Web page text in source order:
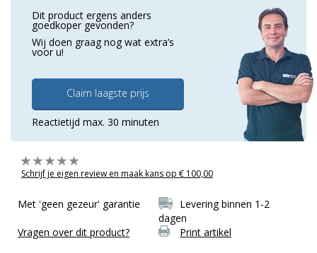
Dit product ergens anders
goedkoper gevonden?
Wij doen graag nog wat extra’s
voor u!
Claim laagste prijs
Reactietijd max. 30 minuten
Schrijf je eigen review en maak kans op € 100,00
Met 'geen gezeur' garantie
Levering binnen 1-2
dagen
Vragen over dit product?
Print artikel